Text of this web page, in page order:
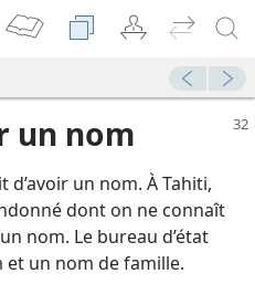
un nom
un nom. À Tahiti,
dont on ne connaît
nom. Le bureau d’état
un nom de famille.